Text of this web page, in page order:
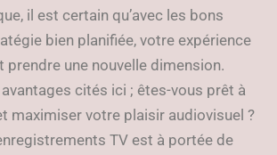
il est certain qu’avec les bons
bien planifiée, votre expérience
prendre une nouvelle dimension.
cités ici ; êtes-vous prêt à
maximiser votre plaisir audiovisuel ?
TV est à portée de